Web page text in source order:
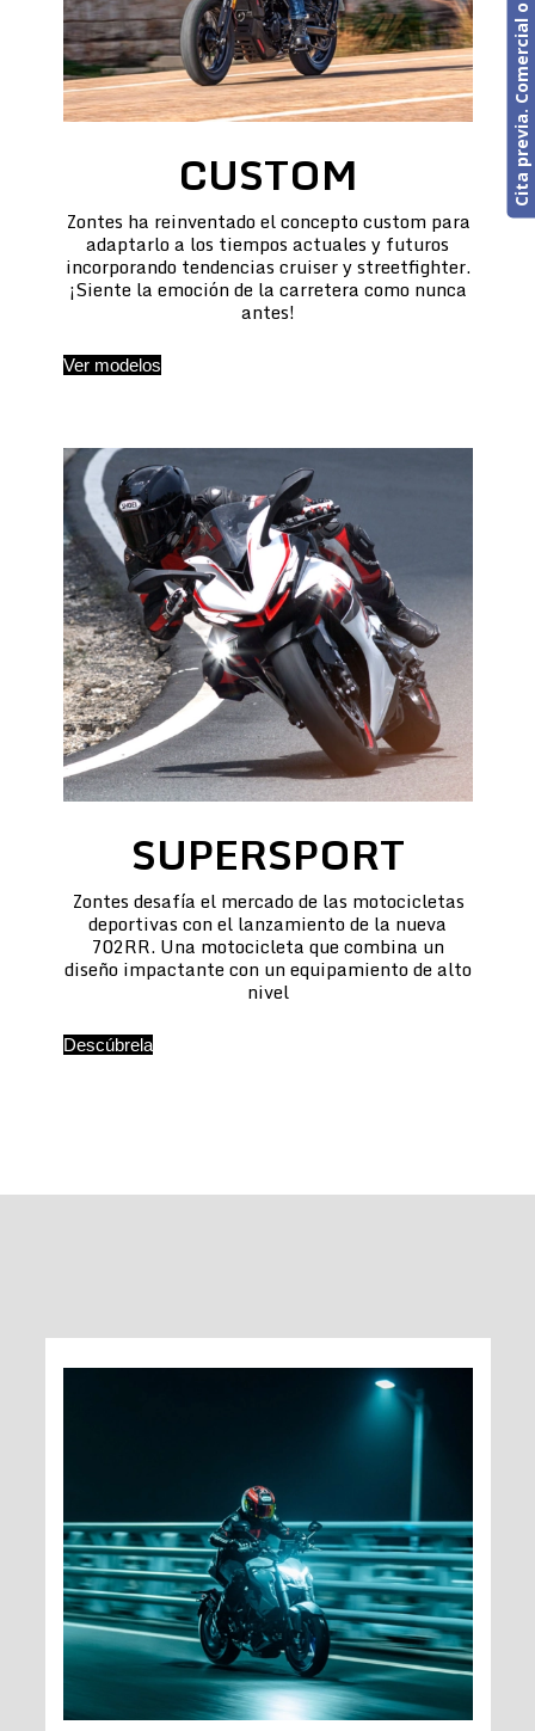
CUSTOM
Zontes ha reinventado el concepto custom para
adaptarlo a los tiempos actuales y futuros
incorporando tendencias cruiser y streetfighter.
¡Siente la emoción de la carretera como nunca
antes!
Ver modelos
SUPERSPORT
Zontes desafía el mercado de las motocicletas
deportivas con el lanzamiento de la nueva
702RR. Una motocicleta que combina un
diseño impactante con un equipamiento de alto
nivel
Descúbrela
Cita previa. Comercial o Taller